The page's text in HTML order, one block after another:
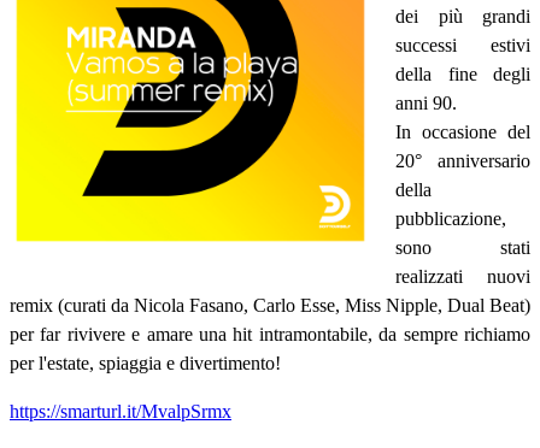
dei più grandi
successi estivi
della fine degli
anni 90.
In occasione del
20° anniversario
della
pubblicazione,
sono stati
realizzati nuovi
remix (curati da Nicola Fasano, Carlo Esse, Miss Nipple, Dual Beat)
per far rivivere e amare una hit intramontabile, da sempre richiamo
per l'estate, spiaggia e divertimento!
https://smarturl.it/MvalpSrmx